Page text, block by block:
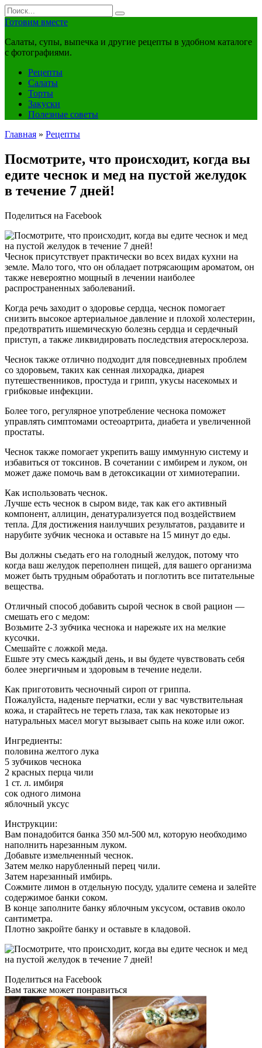
Перейти
к
Search
for:
Готовим вместе
Салаты, супы, выпечка и другие рецепты в удобном каталоге
с фотографиями.
Рецепты
Салаты
Торты
Закуски
Полезные советы
Главная » Рецепты
Посмотрите, что происходит, когда вы
едите чеснок и мед на пустой желудок
в течение 7 дней!
Поделиться на Facebook
Чеснок присутствует практически во всех видах кухни на
земле. Мало того, что он обладает потрясающим ароматом, он
также невероятно мощный в лечении наиболее
распространенных заболеваний.
Когда речь заходит о здоровье сердца, чеснок помогает
снизить высокое артериальное давление и плохой холестерин,
предотвратить ишемическую болезнь сердца и сердечный
приступ, а также ликвидировать последствия атеросклероза.
Чеснок также отлично подходит для повседневных проблем
со здоровьем, таких как сенная лихорадка, диарея
путешественников, простуда и грипп, укусы насекомых и
грибковые инфекции.
Более того, регулярное употребление чеснока поможет
управлять симптомами остеоартрита, диабета и увеличенной
простаты.
Чеснок также помогает укрепить вашу иммунную систему и
избавиться от токсинов. В сочетании с имбирем и луком, он
может даже помочь вам в детоксикации от химиотерапии.
Как использовать чеснок.
Лучше есть чеснок в сыром виде, так как его активный
компонент, аллицин, денатурализуется под воздействием
тепла. Для достижения наилучших результатов, раздавите и
нарубите зубчик чеснока и оставьте на 15 минут до еды.
Вы должны съедать его на голодный желудок, потому что
когда ваш желудок переполнен пищей, для вашего организма
может быть трудным обработать и поглотить все питательные
вещества.
Отличный способ добавить сырой чеснок в свой рацион —
смешать его с медом:
Возьмите 2-3 зубчика чеснока и нарежьте их на мелкие
кусочки.
Смешайте с ложкой меда.
Ешьте эту смесь каждый день, и вы будете чувствовать себя
более энергичным и здоровым в течение недели.
Как приготовить чесночный сироп от гриппа.
Пожалуйста, наденьте перчатки, если у вас чувствительная
кожа, и старайтесь не тереть глаза, так как некоторые из
натуральных масел могут вызывает сыпь на коже или ожог.
Ингредиенты:
половина желтого лука
5 зубчиков чеснока
2 красных перца чили
1 ст. л. имбиря
сок одного лимона
яблочный уксус
Инструкции:
Вам понадобится банка 350 мл-500 мл, которую необходимо
наполнить нарезанным луком.
Добавьте измельченный чеснок.
Затем мелко нарубленный перец чили.
Затем нарезанный имбирь.
Сожмите лимон в отдельную посуду, удалите семена и залейте
содержимое банки соком.
В конце заполните банку яблочным уксусом, оставив около
сантиметра.
Плотно закройте банку и оставьте в кладовой.
Поделиться на Facebook
Вам также может понравиться